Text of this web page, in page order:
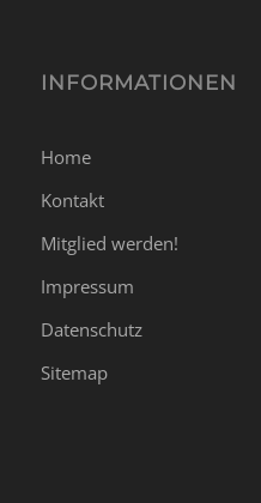
INFORMATIONEN
Home
Kontakt
Mitglied werden!
Impressum
Datenschutz
Sitemap